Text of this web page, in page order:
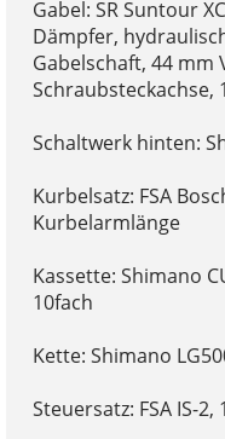
Gabel: SR Suntour
Dämpfer,
Gabelschaft, 44 mm
Schraubsteckachse,
Schaltwerk hinten:
Kurbelsatz: FSA
Kurbelarmlänge
Kassette: Shimano
10fach
Kette: Shimano
Steuersatz: FSA IS-